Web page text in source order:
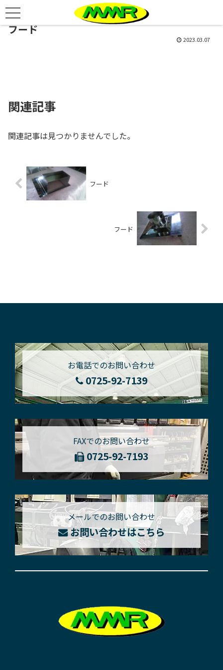
フード
2023.03.07
関連記事
関連記事は見つかりませんでした。
フード
フード
お電話でのお問い合わせ
0725-92-7139
FAXでのお問い合わせ
0725-92-7193
メールでのお問い合わせ
お問い合わせはこちら